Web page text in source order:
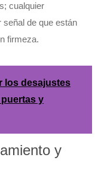
cualquier
señal de que están
firmeza.
los desajustes
y
y